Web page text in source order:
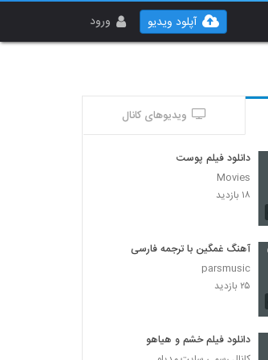
ورود آپلود ویدیو
ویدیوهای کانال
دانلود فیلم پوست
Movies
۱۸ بازدید
آهنگ غمگین با ترجمه فارسی
parsmusic
۲۵ بازدید
دانلود فیلم خشم و هیاهو